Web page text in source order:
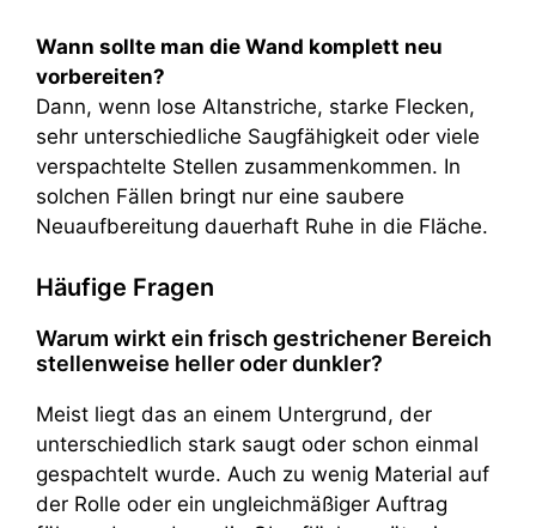
Wann sollte man die Wand komplett neu
vorbereiten?
Dann, wenn lose Altanstriche, starke Flecken,
sehr unterschiedliche Saugfähigkeit oder viele
verspachtelte Stellen zusammenkommen. In
solchen Fällen bringt nur eine saubere
Neuaufbereitung dauerhaft Ruhe in die Fläche.
Häufige Fragen
Warum wirkt ein frisch gestrichener Bereich
stellenweise heller oder dunkler?
Meist liegt das an einem Untergrund, der
unterschiedlich stark saugt oder schon einmal
gespachtelt wurde. Auch zu wenig Material auf
der Rolle oder ein ungleichmäßiger Auftrag